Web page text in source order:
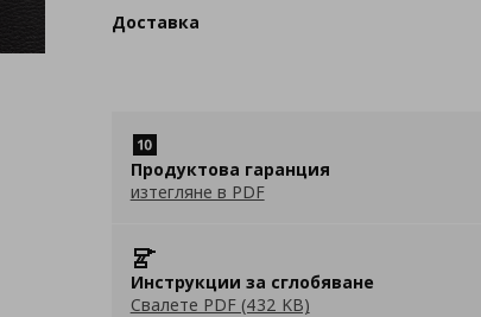
Доставка
Продуктова гаранция
изтегляне в PDF
Инструкции за сглобяване
Свалете PDF (432 KB)